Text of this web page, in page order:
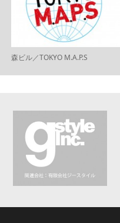
森ビル／TOKYO M.A.P.S